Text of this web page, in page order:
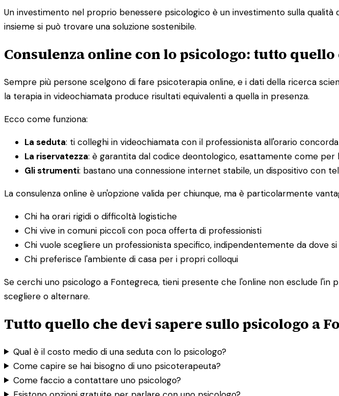
Un investimento nel proprio benessere psicologico è un investimento sulla
insieme si può trovare una soluzione sostenibile.
Consulenza online con lo psicologo: tutto quello
Sempre più persone scelgono di fare psicoterapia online, e i dati della ricerca
la terapia in videochiamata produce risultati equivalenti a quella in presenza.
Ecco come funziona:
La seduta: ti colleghi in videochiamata con il professionista all'orario
La riservatezza: è garantita dal codice deontologico, esattamente come per
Gli strumenti: bastano una connessione internet stabile, un dispositivo con
La consulenza online è un'opzione valida per chiunque, ma è particolarmente
Chi ha orari rigidi o difficoltà logistiche
Chi vive in comuni piccoli con poca offerta di professionisti
Chi vuole scegliere un professionista specifico, indipendentemente da dove
Chi preferisce l'ambiente di casa per i propri colloqui
Se cerchi uno psicologo a Fontegreca, tieni presente che l'online non esclude
scegliere o alternare.
Tutto quello che devi sapere sullo psicologo a
Qual è il costo medio di una seduta con lo psicologo?
Come capire se hai bisogno di uno psicoterapeuta?
Come faccio a contattare uno psicologo?